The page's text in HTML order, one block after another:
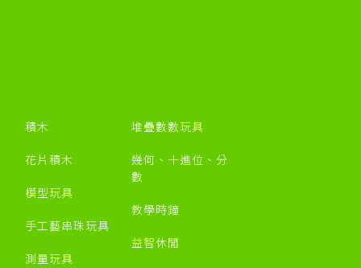
積木
花片積木
模型玩具
手工藝串珠玩具
測量玩具
堆疊數數玩具
幾何、十進位、分
數
教學時鐘
益智休閒